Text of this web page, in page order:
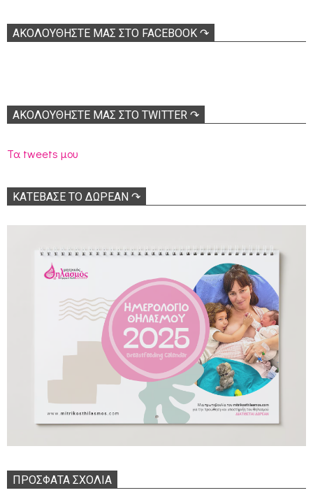
ΑΚΟΛOΥΘΉΣΤΕ ΜΑΣ ΣΤΟ FACEBOOK ↷
ΑΚΟΛΟΥΘΉΣΤΕ ΜΑΣ ΣΤΟ TWITTER ↷
Τα tweets μου
ΚΑΤΕΒΑΣΕ ΤΟ ΔΩΡΕΑΝ ↷
ΠΡΌΣΦΑΤΑ ΣΧΌΛΙΑ